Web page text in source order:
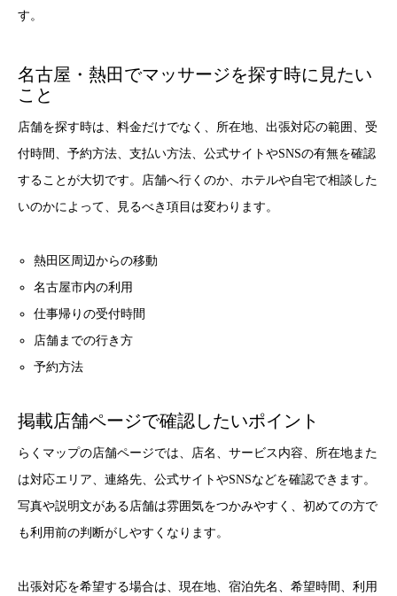
す。
名古屋・熱田でマッサージを探す時に見たい
こと
店舗を探す時は、料金だけでなく、所在地、出張対応の範囲、受
付時間、予約方法、支払い方法、公式サイトやSNSの有無を確認
することが大切です。店舗へ行くのか、ホテルや自宅で相談した
いのかによって、見るべき項目は変わります。
熱田区周辺からの移動
名古屋市内の利用
仕事帰りの受付時間
店舗までの行き方
予約方法
掲載店舗ページで確認したいポイント
らくマップの店舗ページでは、店名、サービス内容、所在地また
は対応エリア、連絡先、公式サイトやSNSなどを確認できます。
写真や説明文がある店舗は雰囲気をつかみやすく、初めての方で
も利用前の判断がしやすくなります。
出張対応を希望する場合は、現在地、宿泊先名、希望時間、利用